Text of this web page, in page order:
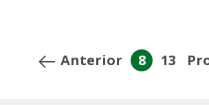
Anterior 8 13